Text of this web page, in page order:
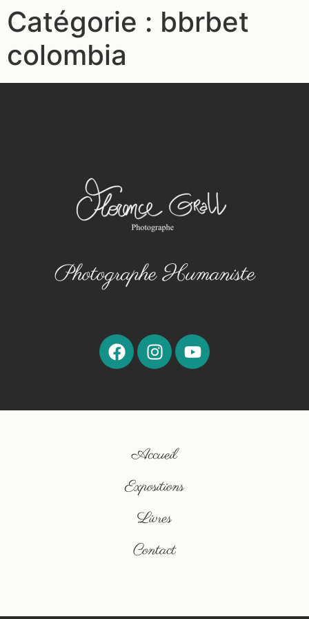
Catégorie : bbrbet
colombia
Photographe Humaniste
Accueil
Expositions
Livres
Contact